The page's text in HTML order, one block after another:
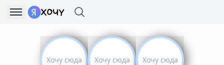
Хочу сюда Хочу сюда Хочу сюда